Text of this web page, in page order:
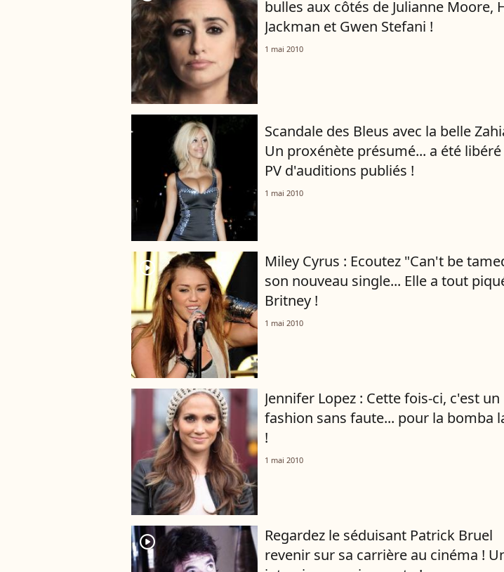
bulles aux côtés de Julianne Moore,
Jackman et Gwen Stefani !
1 mai 2010
Scandale des Bleus avec la belle
Un proxénète présumé... a été libéré
PV d'auditions publiés !
1 mai 2010
player2
Miley Cyrus : Ecoutez "Can't be
son nouveau single... Elle a tout
Britney !
1 mai 2010
Jennifer Lopez : Cette fois-ci, c'est un
fashion sans faute... pour la bomba
!
1 mai 2010
player2
Regardez le séduisant Patrick Bruel
revenir sur sa carrière au cinéma !